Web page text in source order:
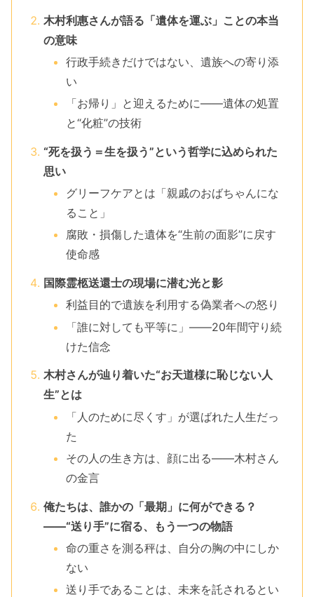
木村利惠さんが語る「遺体を運ぶ」ことの本当
の意味
行政手続きだけではない、遺族への寄り添
い
「お帰り」と迎えるために――遺体の処置
と“化粧”の技術
“死を扱う＝生を扱う”という哲学に込められた
思い
グリーフケアとは「親戚のおばちゃんにな
ること」
腐敗・損傷した遺体を“生前の面影”に戻す
使命感
国際霊柩送還士の現場に潜む光と影
利益目的で遺族を利用する偽業者への怒り
「誰に対しても平等に」――20年間守り続
けた信念
木村さんが辿り着いた“お天道様に恥じない人
生”とは
「人のために尽くす」が選ばれた人生だっ
た
その人の生き方は、顔に出る――木村さん
の金言
俺たちは、誰かの「最期」に何ができる？
――“送り手”に宿る、もう一つの物語
命の重さを測る秤は、自分の胸の中にしか
ない
送り手であることは、未来を託されるとい